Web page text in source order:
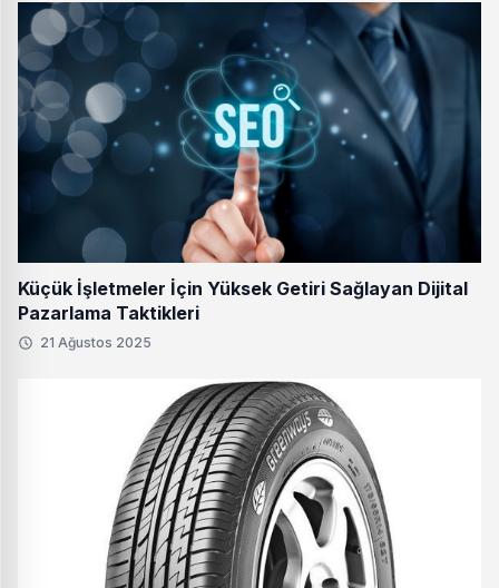
Küçük İşletmeler İçin Yüksek Getiri Sağlayan Dijital
Pazarlama Taktikleri
21 Ağustos 2025